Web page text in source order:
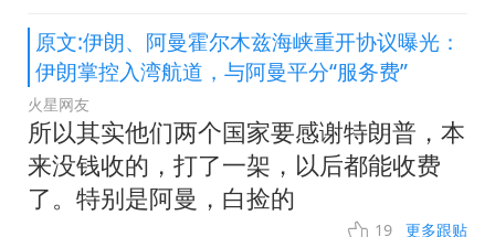
原文:伊朗、阿曼霍尔木兹海峡重开协议曝光：
伊朗掌控入湾航道，与阿曼平分“服务费”
火星网友
所以其实他们两个国家要感谢特朗普，本
来没钱收的，打了一架，以后都能收费
了。特别是阿曼，白捡的
19 更多跟贴